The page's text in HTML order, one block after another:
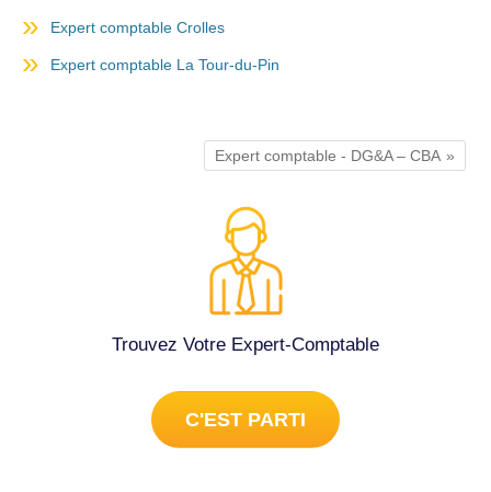
Expert comptable Crolles
Expert comptable La Tour-du-Pin
Expert comptable - DG&A – CBA
Trouvez Votre Expert-Comptable
C'EST PARTI